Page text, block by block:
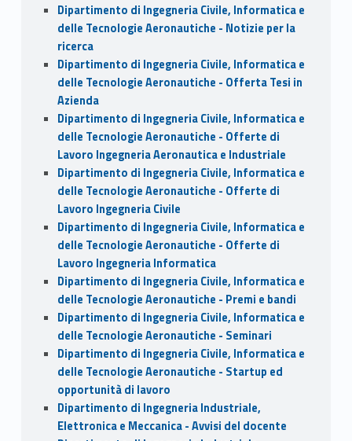
Dipartimento di Ingegneria Civile, Informatica e
delle Tecnologie Aeronautiche - Notizie per la
ricerca
Dipartimento di Ingegneria Civile, Informatica e
delle Tecnologie Aeronautiche - Offerta Tesi in
Azienda
Dipartimento di Ingegneria Civile, Informatica e
delle Tecnologie Aeronautiche - Offerte di
Lavoro Ingegneria Aeronautica e Industriale
Dipartimento di Ingegneria Civile, Informatica e
delle Tecnologie Aeronautiche - Offerte di
Lavoro Ingegneria Civile
Dipartimento di Ingegneria Civile, Informatica e
delle Tecnologie Aeronautiche - Offerte di
Lavoro Ingegneria Informatica
Dipartimento di Ingegneria Civile, Informatica e
delle Tecnologie Aeronautiche - Premi e bandi
Dipartimento di Ingegneria Civile, Informatica e
delle Tecnologie Aeronautiche - Seminari
Dipartimento di Ingegneria Civile, Informatica e
delle Tecnologie Aeronautiche - Startup ed
opportunità di lavoro
Dipartimento di Ingegneria Industriale,
Elettronica e Meccanica - Avvisi del docente